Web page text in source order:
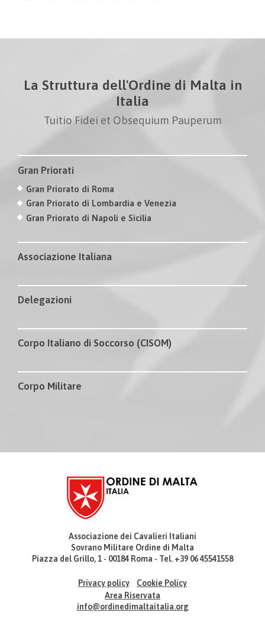
La Struttura dell'Ordine di Malta in
Italia
Tuitio Fidei et Obsequium Pauperum
Gran Priorati
Gran Priorato di Roma
Gran Priorato di Lombardia e Venezia
Gran Priorato di Napoli e Sicilia
Associazione Italiana
Delegazioni
Corpo Italiano di Soccorso (CISOM)
Corpo Militare
Associazione dei Cavalieri Italiani
Sovrano Militare Ordine di Malta
Piazza del Grillo, 1 - 00184 Roma - Tel. +39 06 45541558
Privacy policy
Cookie Policy
Area Riservata
info@ordinedimaltaitalia.org